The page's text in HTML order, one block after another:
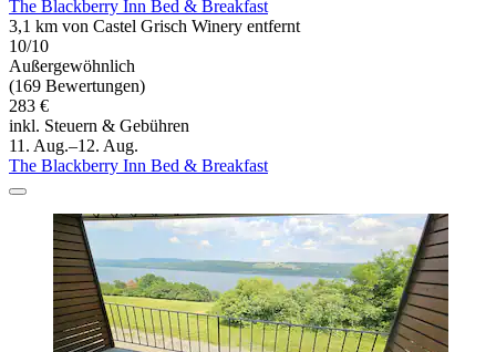
The Blackberry Inn Bed & Breakfast
3,1 km von Castel Grisch Winery entfernt
10/10
Außergewöhnlich
(169 Bewertungen)
283 €
inkl. Steuern & Gebühren
11. Aug.–12. Aug.
The Blackberry Inn Bed & Breakfast